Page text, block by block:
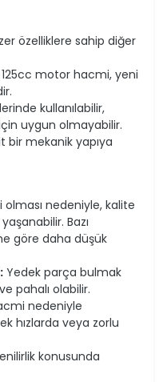
özelliklere sahip diğer
125cc motor hacmi, yeni
kullanılabilir,
uygun olmayabilir.
bir mekanik yapıya
olması nedeniyle, kalite
Bazı
göre daha düşük
Yedek parça bulmak
pahalı olabilir.
nedeniyle
hızlarda veya zorlu
konusunda